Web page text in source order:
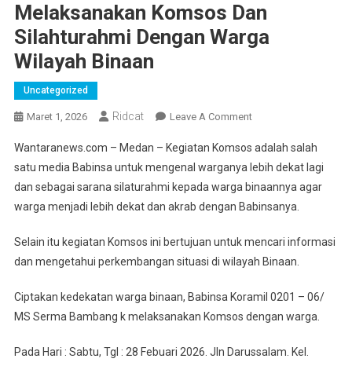
Melaksanakan Komsos Dan
Silahturahmi Dengan Warga
Wilayah Binaan
Uncategorized
Maret 1, 2026 Ridcat Leave A CommentOn
Komsos
Dan
Silahturahmi
Dengan
Wilayah
Binaan
Wantaranews.com – Medan – Kegiatan Komsos adalah salah
satu media Babinsa untuk mengenal warganya lebih dekat lagi
dan sebagai sarana silaturahmi kepada warga binaannya agar
warga menjadi lebih dekat dan akrab dengan Babinsanya.
Selain itu kegiatan Komsos ini bertujuan untuk mencari informasi
dan mengetahui perkembangan situasi di wilayah Binaan.
Ciptakan kedekatan warga binaan, Babinsa Koramil 0201 – 06/
MS Serma Bambang k melaksanakan Komsos dengan warga.
Pada Hari : Sabtu, Tgl : 28 Febuari 2026. Jln Darussalam. Kel.